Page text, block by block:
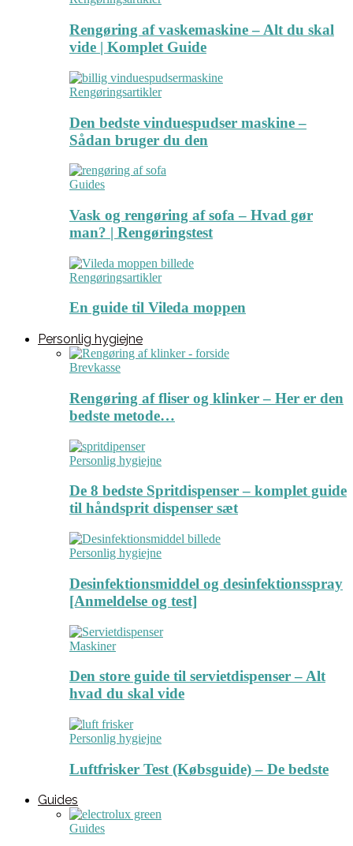
Rengøring af vaskemaskine – Alt du skal
vide | Komplet Guide
Rengøringsartikler
Den bedste vinduespudser maskine –
Sådan bruger du den
Guides
Vask og rengøring af sofa – Hvad gør
man? | Rengøringstest
Rengøringsartikler
En guide til Vileda moppen
Personlig hygiejne
Brevkasse
Rengøring af fliser og klinker – Her er den
bedste metode…
Personlig hygiejne
De 8 bedste Spritdispenser – komplet guide
til håndsprit dispenser sæt
Personlig hygiejne
Desinfektionsmiddel og desinfektionsspray
[Anmeldelse og test]
Maskiner
Den store guide til servietdispenser – Alt
hvad du skal vide
Personlig hygiejne
Luftfrisker Test (Købsguide) – De bedste
Guides
Guides